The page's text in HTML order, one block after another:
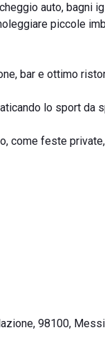
auto, bagni
piccole
bar e ottimo
lo sport da
come feste
98100,